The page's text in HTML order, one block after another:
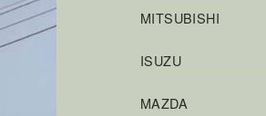
MITSUBISHI
ISUZU
MAZDA